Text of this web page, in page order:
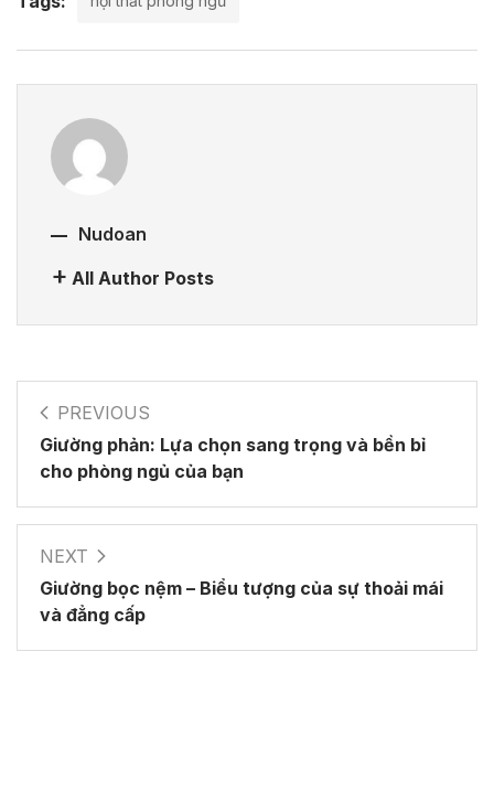
Nudoan
All Author Posts
PREVIOUS
Giường phản: Lựa chọn sang trọng và bền bỉ
cho phòng ngủ của bạn
NEXT
Giường bọc nệm – Biểu tượng của sự thoải mái
và đẳng cấp